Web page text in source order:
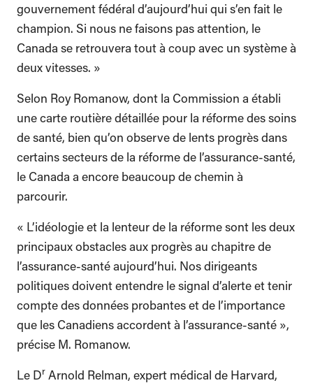
gouvernement fédéral d’aujourd’hui qui s’en fait le
champion. Si nous ne faisons pas attention, le
Canada se retrouvera tout à coup avec un système à
deux vitesses. »
Selon Roy Romanow, dont la Commission a établi
une carte routière détaillée pour la réforme des soins
de santé, bien qu’on observe de lents progrès dans
certains secteurs de la réforme de l’assurance-santé,
le Canada a encore beaucoup de chemin à
parcourir.
« L’idéologie et la lenteur de la réforme sont les deux
principaux obstacles aux progrès au chapitre de
l’assurance-santé aujourd’hui. Nos dirigeants
politiques doivent entendre le signal d’alerte et tenir
compte des données probantes et de l’importance
que les Canadiens accordent à l’assurance-santé »,
précise M. Romanow.
Le Dr Arnold Relman, expert médical de Harvard,